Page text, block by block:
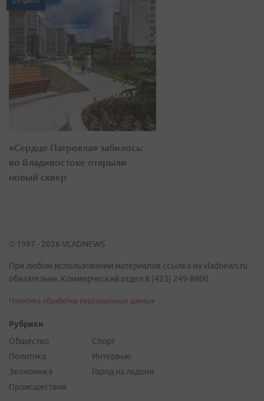
«Сердце Патрокла» забилось:
во Владивостоке открыли
новый сквер
© 1997 - 2026 VLADNEWS
При любом использовании материалов ссылка на vladnews.ru
обязательна. Коммерческий отдел 8 (423) 249-8800
Политика обработки персональных данных
Рубрики
Общество
Политика
Экономика
Происшествия
Спорт
Интервью
Город на ладони